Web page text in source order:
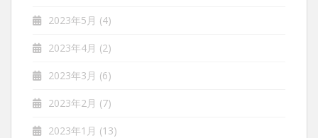
2023年5月 (4)
2023年4月 (2)
2023年3月 (6)
2023年2月 (7)
2023年1月 (13)